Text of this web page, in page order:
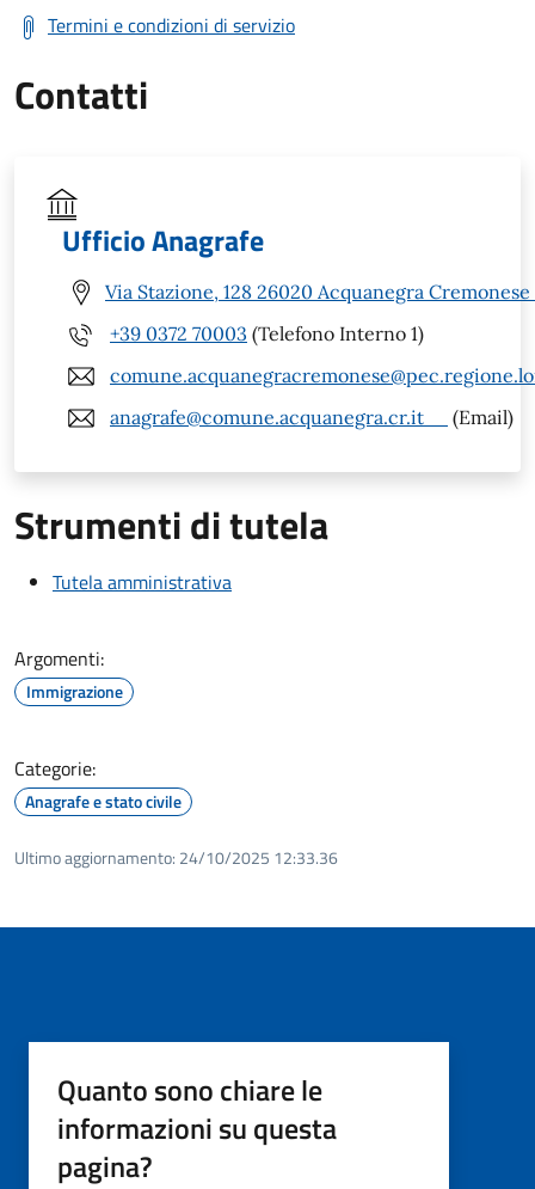
Termini e condizioni di servizio
Contatti
Ufficio Anagrafe
Via Stazione, 128 26020 Acquanegra Cremonese
+39 0372 70003 (Telefono Interno 1)
anagrafe@comune.acquanegra.cr.it
(Email)
Strumenti di tutela
Tutela amministrativa
Argomenti:
Immigrazione
Categorie:
Anagrafe e stato civile
Ultimo aggiornamento: 24/10/2025 12:33.36
Quanto sono chiare le
informazioni su questa
pagina?